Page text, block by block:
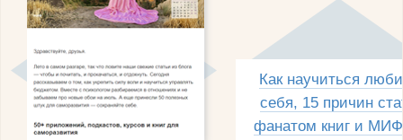
Как научиться
себя, 15 причин
фанатом книг и